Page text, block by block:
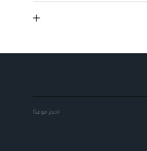
احجز موعدًا